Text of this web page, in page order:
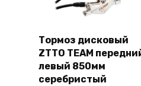
В корзину
Тормоз дисковый
ZTTO TEAM
левый 850мм
серебристый